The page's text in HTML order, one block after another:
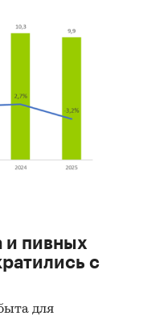
и пивных
с
для